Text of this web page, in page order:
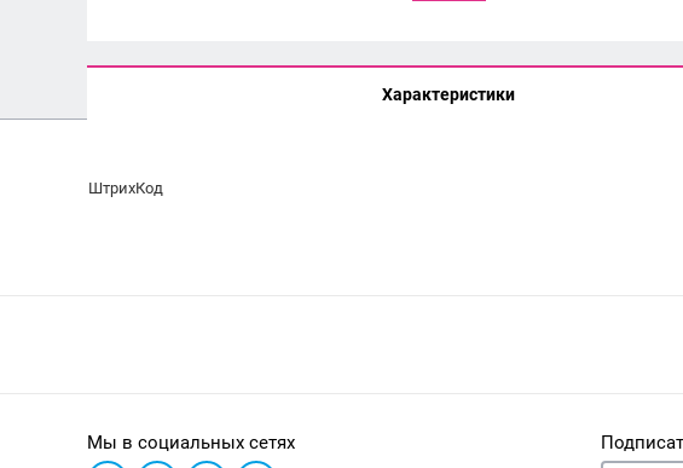
Характеристики
ШтрихКод
Мы в социальных сетях